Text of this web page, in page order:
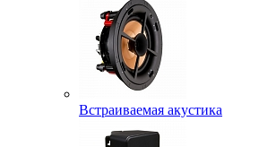
Встраиваемая акустика